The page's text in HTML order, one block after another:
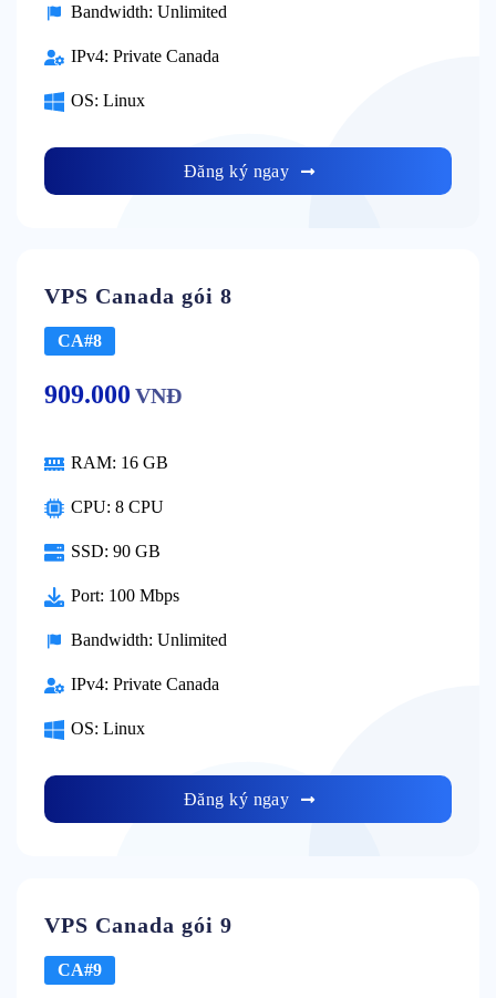
Bandwidth: Unlimited
IPv4: Private Canada
OS: Linux
Đăng ký ngay
VPS Canada gói 8
CA#8
909.000 VNĐ
RAM: 16 GB
CPU: 8 CPU
SSD: 90 GB
Port: 100 Mbps
Bandwidth: Unlimited
IPv4: Private Canada
OS: Linux
Đăng ký ngay
VPS Canada gói 9
CA#9